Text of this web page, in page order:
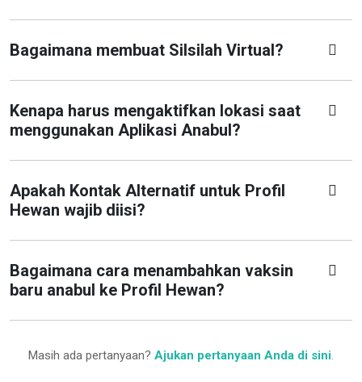
Bagaimana membuat Silsilah Virtual?
Kenapa harus mengaktifkan lokasi saat
menggunakan Aplikasi Anabul?
Apakah Kontak Alternatif untuk Profil
Hewan wajib diisi?
Bagaimana cara menambahkan vaksin
baru anabul ke Profil Hewan?
Masih ada pertanyaan? Ajukan pertanyaan Anda di sini.